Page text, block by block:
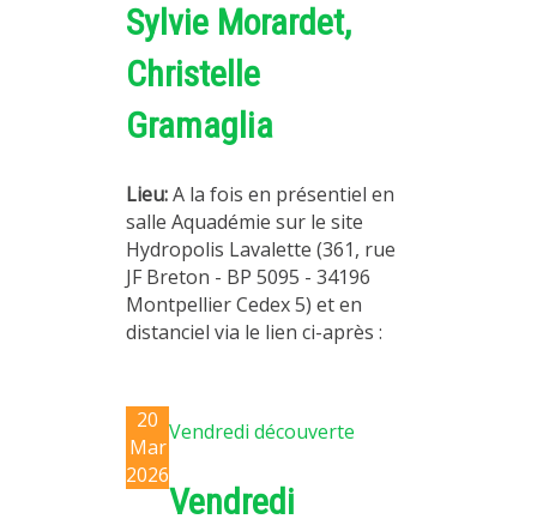
Sylvie Morardet,
Christelle
Gramaglia
Lieu:A la fois en présentiel en
salle Aquadémie sur le site
Hydropolis Lavalette (361, rue
JF Breton - BP 5095 - 34196
Montpellier Cedex 5) et en
distanciel via le lien ci-après :
20
Mar
2026
Vendredi découverte
Vendredi